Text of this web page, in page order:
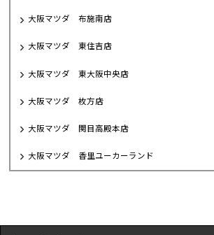
大阪マツダ 布施南店
大阪マツダ 東住吉店
大阪マツダ 東大阪中央店
大阪マツダ 枚方店
大阪マツダ 関目高殿本店
大阪マツダ 香里ユーカーランド